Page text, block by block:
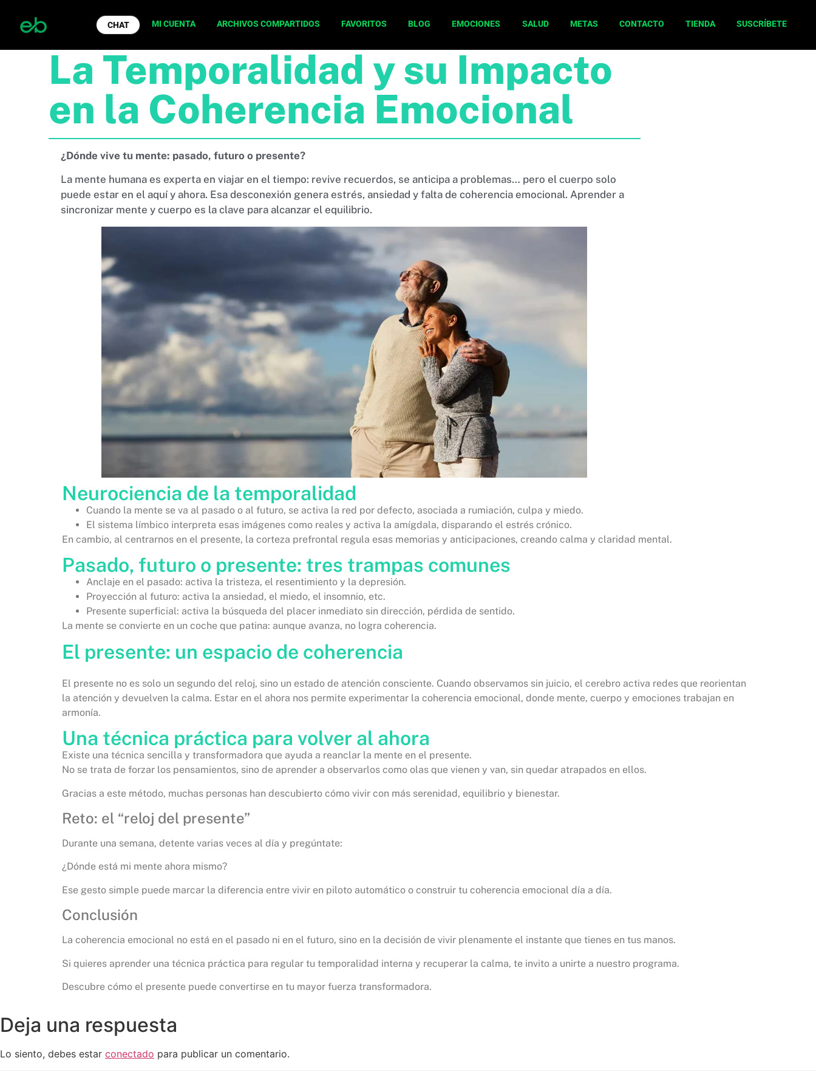
CHAT MI CUENTA ARCHIVOS COMPARTIDOS FAVORITOS BLOG EMOCIONES SALUD METAS CONTACTO TIENDA SUSCRÍBETE
La Temporalidad y su Impacto
en la Coherencia Emocional
¿Dónde vive tu mente: pasado, futuro o presente?
La mente humana es experta en viajar en el tiempo: revive recuerdos, se anticipa a problemas… pero el cuerpo solo
puede estar en el aquí y ahora. Esa desconexión genera estrés, ansiedad y falta de coherencia emocional. Aprender a
sincronizar mente y cuerpo es la clave para alcanzar el equilibrio.
Neurociencia de la temporalidad
Cuando la mente se va al pasado o al futuro, se activa la red por defecto, asociada a rumiación, culpa y miedo.
El sistema límbico interpreta esas imágenes como reales y activa la amígdala, disparando el estrés crónico.
En cambio, al centrarnos en el presente, la corteza prefrontal regula esas memorias y anticipaciones, creando calma y claridad mental.
Pasado, futuro o presente: tres trampas comunes
Anclaje en el pasado: activa la tristeza, el resentimiento y la depresión.
Proyección al futuro: activa la ansiedad, el miedo, el insomnio, etc.
Presente superficial: activa la búsqueda del placer inmediato sin dirección, pérdida de sentido.
La mente se convierte en un coche que patina: aunque avanza, no logra coherencia.
El presente: un espacio de coherencia
El presente no es solo un segundo del reloj, sino un estado de atención consciente. Cuando observamos sin juicio, el cerebro activa redes que reorientan
la atención y devuelven la calma. Estar en el ahora nos permite experimentar la coherencia emocional, donde mente, cuerpo y emociones trabajan en
armonía.
Una técnica práctica para volver al ahora
Existe una técnica sencilla y transformadora que ayuda a reanclar la mente en el presente.
No se trata de forzar los pensamientos, sino de aprender a observarlos como olas que vienen y van, sin quedar atrapados en ellos.
Gracias a este método, muchas personas han descubierto cómo vivir con más serenidad, equilibrio y bienestar.
Reto: el “reloj del presente”
Durante una semana, detente varias veces al día y pregúntate:
¿Dónde está mi mente ahora mismo?
Ese gesto simple puede marcar la diferencia entre vivir en piloto automático o construir tu coherencia emocional día a día.
Conclusión
La coherencia emocional no está en el pasado ni en el futuro, sino en la decisión de vivir plenamente el instante que tienes en tus manos.
Si quieres aprender una técnica práctica para regular tu temporalidad interna y recuperar la calma, te invito a unirte a nuestro programa.
Descubre cómo el presente puede convertirse en tu mayor fuerza transformadora.
Deja una respuesta
Lo siento, debes estar conectado para publicar un comentario.